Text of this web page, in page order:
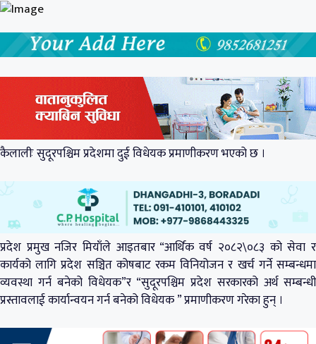
कैलालीः सुदूरपश्चिम प्रदेशमा दुई विधेयक प्रमाणीकरण भएको छ ।
प्रदेश प्रमुख नजिर मियाँले आइतबार “आर्थिक वर्ष २०८२\०८३ को सेवा र
कार्यको लागि प्रदेश सञ्चित कोषबाट रकम विनियोजन र खर्च गर्ने सम्बन्धमा
व्यवस्था गर्न बनेको विधेयक”र “सुदूरपश्चिम प्रदेश सरकारको अर्थ सम्बन्धी
प्रस्तावलाई कार्यान्वयन गर्न बनेको विधेयक ” प्रमाणीकरण गरेका हुन् ।